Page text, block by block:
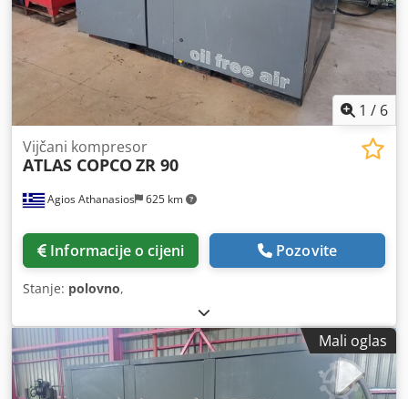
1 / 6
Agios Athanasios 625 km
Vijčani kompresor
ATLAS COPCOZR 90
Informacije o cijeni Pozovite
Stanje: polovno,
Mali oglas